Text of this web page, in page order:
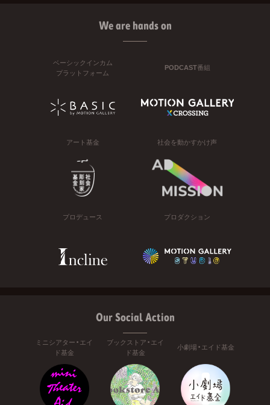
We are hands on
ベーシックインカム
プラットフォーム
PODCAST番組
アート基金 社会を動かすかけ声
プロデュース プロダクション
Our Social Action
ミニシアター・エイ
ド基金
ブックストア・エイ
ド基金
小劇場・エイド基金